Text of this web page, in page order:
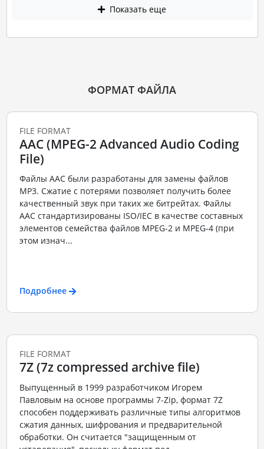
Показать еще
ФОРМАТ ФАЙЛА
FILE FORMAT
AAC (MPEG-2 Advanced Audio Coding
File)
Файлы ААС были разработаны для замены файлов
MP3. Сжатие с потерями позволяет получить более
качественный звук при таких же битрейтах. Файлы
ААС стандартизированы ISO/IEC в качестве составных
элементов семейства файлов MPEG-2 и MPEG-4 (при
этом изнач...
Подробнее
FILE FORMAT
7Z (7z compressed archive file)
Выпущенный в 1999 разработчиком Игорем
Павловым на основе программы 7-Zip, формат 7Z
способен поддерживать различные типы алгоритмов
сжатия данных, шифрования и предварительной
обработки. Он считается "защищенным от